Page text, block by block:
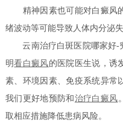
精神因素也可能对白癜风
绪波动等可能导致人体内分泌
云南治疗白斑医院哪家好-
明看白癜风的医院医生说，诱
素、环境因素、免疫系统异常
我们更好地预防和 治疗白癜风
取相应措施降低患病风险。